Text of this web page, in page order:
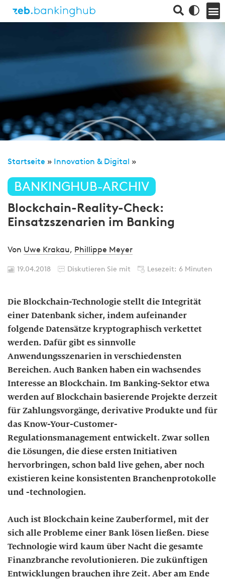
Startseite » Innovation & Digital »
BANKINGHUB-ARCHIV
Blockchain-Reality-Check:
Einsatzszenarien im Banking
Von Uwe Krakau, Phillippe Meyer
19.04.2018 Diskutieren Sie mit Lesezeit: 6 Minuten
Die Blockchain-Technologie stellt die Integrität
einer Datenbank sicher, indem aufeinander
folgende Datensätze kryptographisch verkettet
werden. Dafür gibt es sinnvolle
Anwendungsszenarien in verschiedensten
Bereichen. Auch Banken haben ein wachsendes
Interesse an Blockchain. Im Banking-Sektor etwa
werden auf Blockchain basierende Projekte derzeit
für Zahlungsvorgänge, derivative Produkte und für
das Know-Your-Customer-
Regulationsmanagement entwickelt. Zwar sollen
die Lösungen, die diese ersten Initiativen
hervorbringen, schon bald live gehen, aber noch
existieren keine konsistenten Branchenprotokolle
und -technologien.
Auch ist Blockchain keine Zauberformel, mit der
sich alle Probleme einer Bank lösen ließen. Diese
Technologie wird kaum über Nacht die gesamte
Finanzbranche revolutionieren. Die zukünftigen
Entwicklungen brauchen ihre Zeit. Aber am Ende